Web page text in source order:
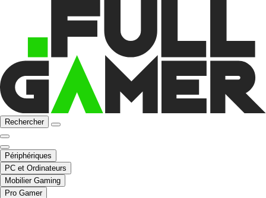
Rechercher
Périphériques
PC et Ordinateurs
Mobilier Gaming
Pro Gamer